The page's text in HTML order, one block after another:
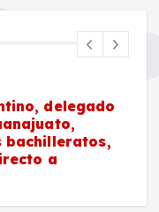
delegado
bachilleratos,
a